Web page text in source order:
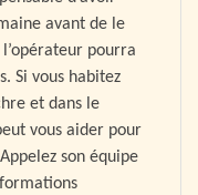
avant de le
pourra
Si vous habitez
et dans le
vous aider pour
son équipe